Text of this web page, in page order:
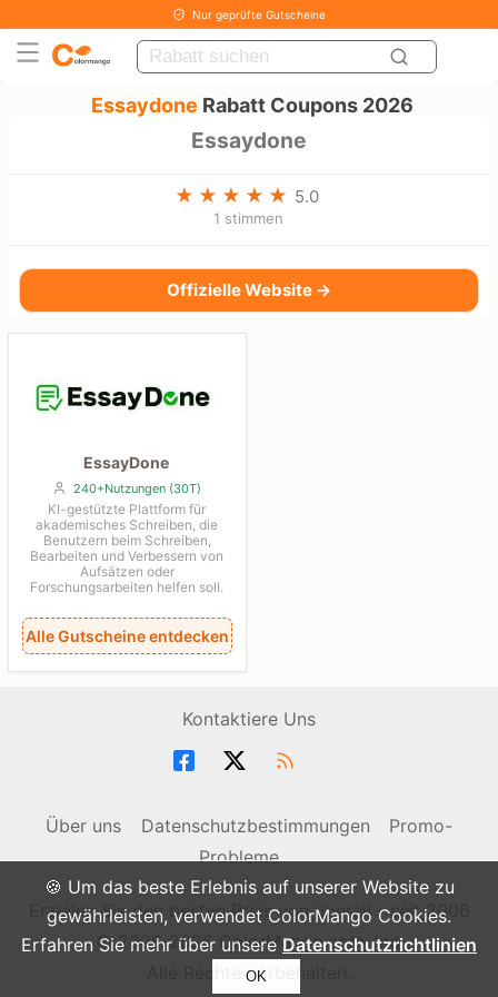
🍪 Um das beste Erlebnis auf unserer Website zu
gewährleisten, verwendet ColorMango Cookies.
Erfahren Sie mehr über unsere Datenschutzrichtlinien
OK
Nur geprüfte Gutscheine
Essaydone Rabatt Coupons 2026
Essaydone
5.0
1 stimmen
Offizielle Website →
EssayDone
240+Nutzungen (30T)
KI-gestützte Plattform für
akademisches Schreiben, die
Benutzern beim Schreiben,
Bearbeiten und Verbessern von
Aufsätzen oder
Forschungsarbeiten helfen soll.
Alle Gutscheine entdecken
Kontaktiere Uns
Über uns Datenschutzbestimmungen
Promo-
Probleme
Erzielen Sie den besten Preis von überall - seit 2006
© 2006-2026 ColorMango.com, Inc.
Alle Rechte vorbehalten.